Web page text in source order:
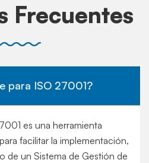
Frecuentes
para ISO 27001?
es una herramienta
facilitar la implementación,
de un Sistema de Gestión de